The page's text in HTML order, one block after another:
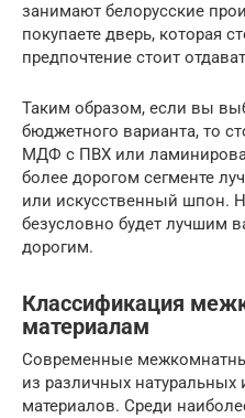
занимают белорусские
покупаете дверь, которая
предпочтение стоит
Таким образом, если вы
бюджетного варианта, то
МДФ с ПВХ или
более дорогом сегменте
или искусственный шпон.
безусловно будет лучшим
дорогим.
Классификация
материалам
Современные
из различных натуральных
материалов. Среди